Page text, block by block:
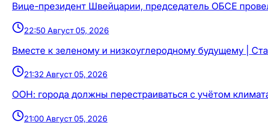
Вице-президент Швейцарии, председатель ОБСЕ
22:50 Август 05, 2026
Вместе к зеленому и низкоуглеродному будущему |
21:32 Август 05, 2026
ООН: города должны перестраиваться с учётом
21:00 Август 05, 2026